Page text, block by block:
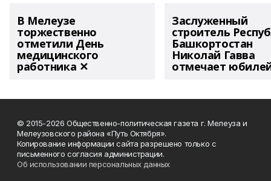
В Мелеузе
торжественно
отметили День
медицинского
работника ✕
Заслуженный
строитель
Башкортостан
Николай Гавва
отмечает
© 2015-2026 Общественно-политическая газета г. Мелеуза и
Мелеузовского района «Путь Октября».
Копирование информации сайта разрешено только с
письменного согласия администрации.
Об использовании персональных данных